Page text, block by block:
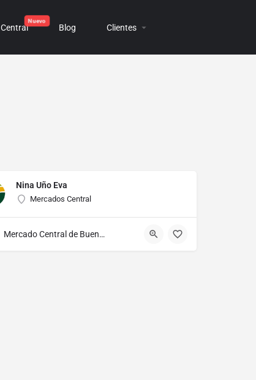
Blog Clientes
Nina Uño Eva
Mercados Central
Mercado Central de Buenos Aires